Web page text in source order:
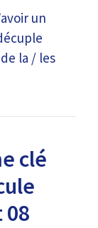
un
la / les
clé